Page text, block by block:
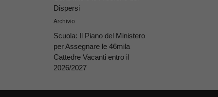
Dispersi
Archivio
Scuola: Il Piano del Ministero
per Assegnare le 46mila
Cattedre Vacanti entro il
2026/2027